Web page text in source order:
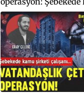
şirketi çalışanı…
firması tepetaklak!